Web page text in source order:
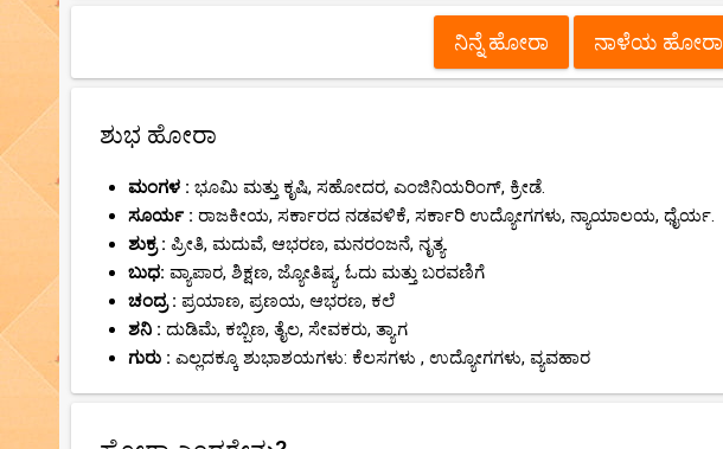
ನಿನ್ನೆ ಹೋರಾ ನಾಳೆಯ ಹೋರಾ
ಶುಭ ಹೋರಾ
ಮಂಗಳ : ಭೂಮಿ ಮತ್ತು ಕೃಷಿ, ಸಹೋದರ, ಎಂಜಿನಿಯರಿಂಗ್, ಕ್ರೀಡೆ.
ಸೂರ್ಯ : ರಾಜಕೀಯ, ಸರ್ಕಾರದ ನಡವಳಿಕೆ, ಸರ್ಕಾರಿ ಉದ್ಯೋಗಗಳು, ನ್ಯಾಯಾಲಯ, ಧೈರ್ಯ.
ಶುಕ್ರ : ಪ್ರೀತಿ, ಮದುವೆ, ಆಭರಣ, ಮನರಂಜನೆ, ನೃತ್ಯ.
ಬುಧ: ವ್ಯಾಪಾರ, ಶಿಕ್ಷಣ, ಜ್ಯೋತಿಷ್ಯ, ಓದು ಮತ್ತು ಬರವಣಿಗೆ
ಚಂದ್ರ : ಪ್ರಯಾಣ, ಪ್ರಣಯ, ಆಭರಣ, ಕಲೆ
ಶನಿ : ದುಡಿಮೆ, ಕಬ್ಬಿಣ, ತೈಲ, ಸೇವಕರು, ತ್ಯಾಗ
ಗುರು : ಎಲ್ಲದಕ್ಕೂ ಶುಭಾಶಯಗಳು: ಕೆಲಸಗಳು , ಉದ್ಯೋಗಗಳು, ವ್ಯವಹಾರ